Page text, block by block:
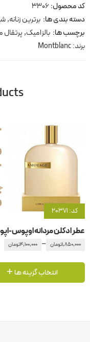
کد محصول:3306
دسته بندی ها: برترین زنانه,
برچسب ها: بالزامیک, پرتقال
برند:Montblanc
کد: 20371
1,850,000تومان –
4,100,000تومان
انتخاب گزینه ها